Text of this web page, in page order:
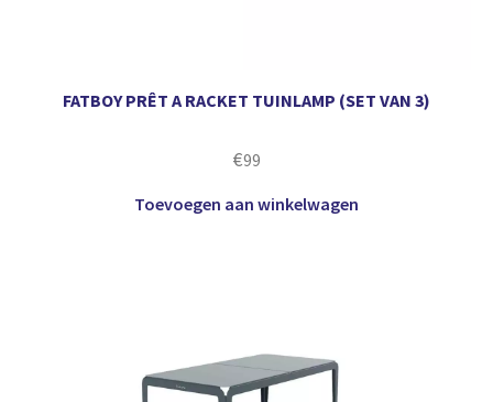
FATBOY PRÊT A RACKET TUINLAMP (SET VAN 3)
€99
Toevoegen aan winkelwagen